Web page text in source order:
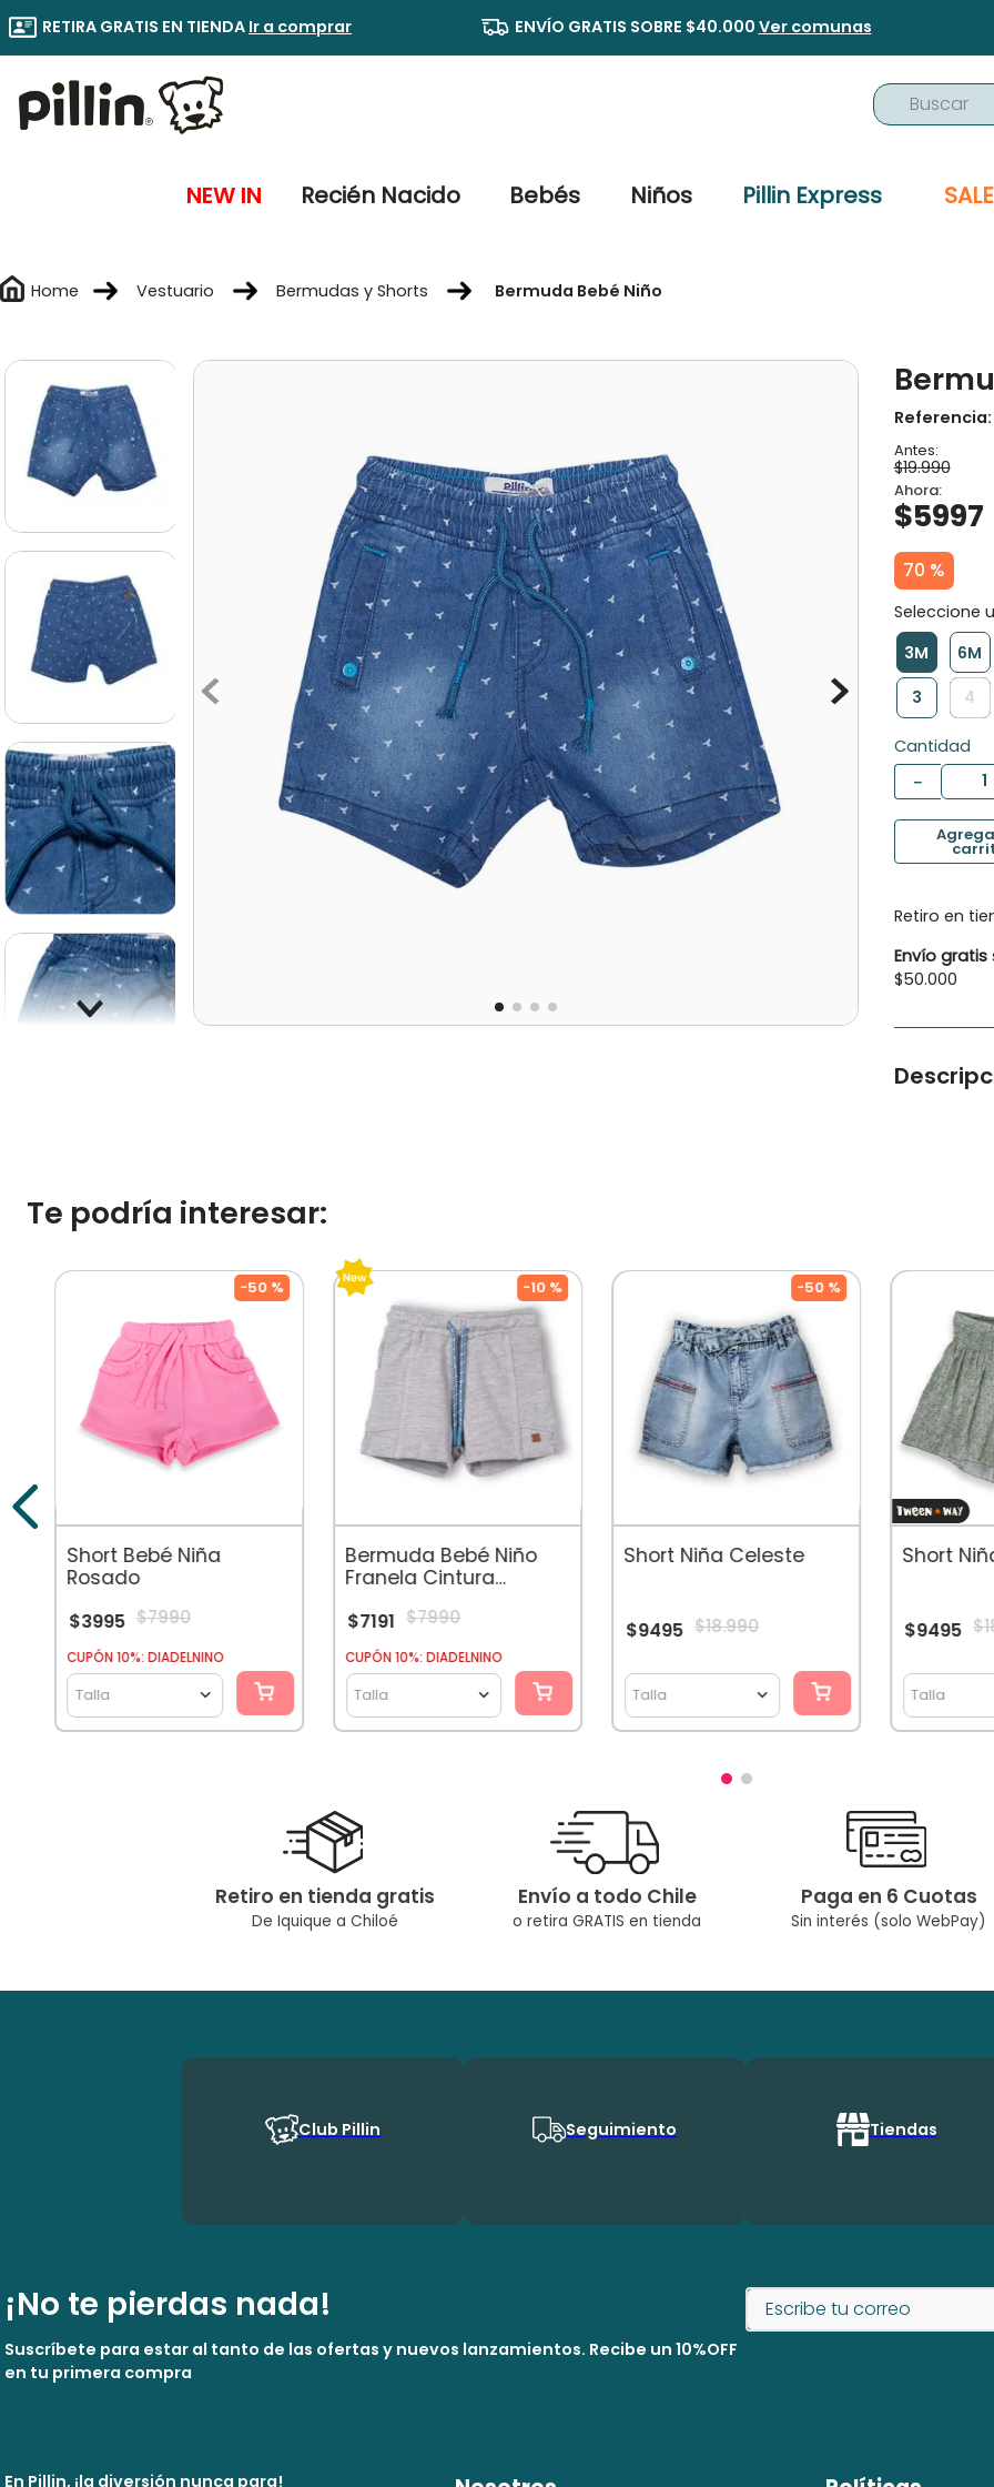
RETIRA GRATIS EN TIENDA Ir a comprar ENVÍO GRATIS SOBRE $40.000 Ver comunas
Buscar
NEW IN Recién Nacido Bebés Niños Pillin Express
Vestuario Bermudas y Shorts Bermuda Bebé Niño
Referencia:
$19.990
$5997
70 %
3M 6M
3 4
Cantidad
－
Retiro en
Envío gratis
$50.000
Te podría interesar:
Short Bebé Niña
Rosado
-50 %
$3995 $7990
CUPÓN 10%: DIADELNINO
Talla
Bermuda Bebé Niño
Franela Cintura
-10 %
$7191 $7990
CUPÓN 10%: DIADELNINO
Talla
Short Niña Celeste
-50 %
$9495 $18.990
Talla
Short
$9495 $
Talla
Retiro en tienda gratis
De Iquique a Chiloé
Envío a todo Chile
o retira GRATIS en tienda
Paga en 6 Cuotas
Sin interés (solo WebPay)
Club Pillin Seguimiento Tiendas
¡No te pierdas nada!
Suscríbete para estar al tanto de las ofertas y nuevos lanzamientos. Recibe un 10%OFF
en tu primera compra
En Pillin, ¡la diversión nunca para!
1
buzo
4 .
poleron
9.
panty
10. botas agua